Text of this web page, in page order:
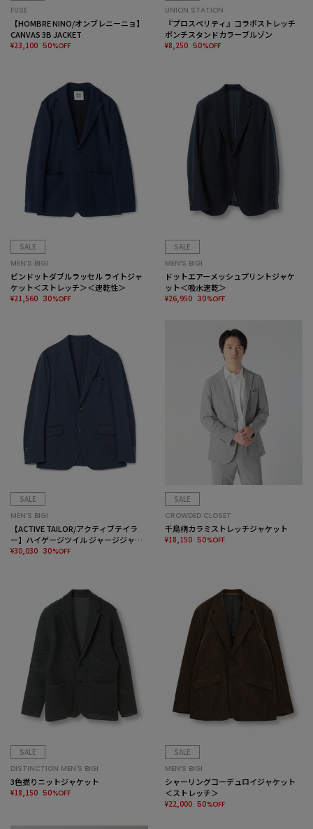
FUSE
【HOMBRE NINO/オンブレニーニョ】
CANVAS 3B JACKET
¥23,100 50%OFF
UNION STATION
『プロスペリティ』コラボストレッチ
ポンチスタンドカラーブルゾン
¥8,250 50%OFF
SALE
MEN’S BIGI
ピンドットダブルラッセル ライトジャ
ケット＜ストレッチ＞＜速乾性＞
¥21,560 30%OFF
SALE
MEN’S BIGI
ドットエアーメッシュプリントジャケ
ット＜吸水速乾＞
¥26,950 30%OFF
SALE
MEN’S BIGI
【ACTIVE TAILOR/アクティブテイラ
ー】ハイゲージツイル ジャージジャケ
ット＜防シワ性＞＜ストレッチ＞
¥30,030 30%OFF
SALE
CROWDED CLOSET
千鳥柄カラミストレッチジャケット
¥18,150 50%OFF
SALE
DISTINCTION MEN'S BIGI
3色撚りニットジャケット
¥18,150 50%OFF
SALE
MEN’S BIGI
シャーリングコーデュロイジャケット
＜ストレッチ＞
¥22,000 50%OFF